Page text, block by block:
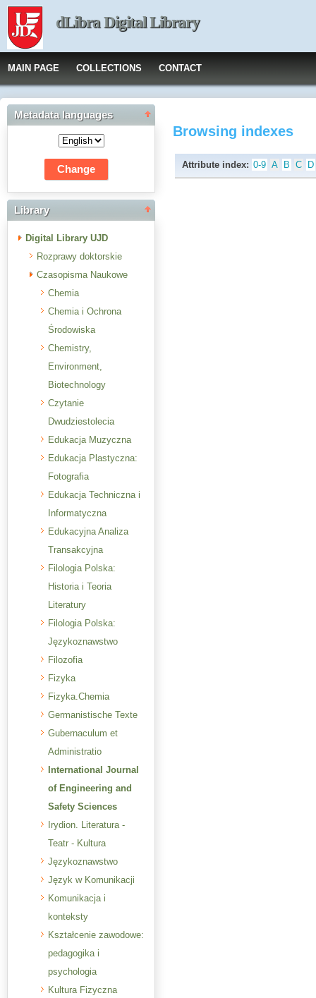
dLibra Digital Library
MAIN PAGE COLLECTIONS CONTACT
Metadata languages
Library
Digital Library UJD
Rozprawy doktorskie
Czasopisma Naukowe
Chemia
Chemia i Ochrona
Środowiska
Chemistry,
Environment,
Biotechnology
Czytanie
Dwudziestolecia
Edukacja Muzyczna
Edukacja Plastyczna:
Fotografia
Edukacja Techniczna i
Informatyczna
Edukacyjna Analiza
Transakcyjna
Filologia Polska:
Historia i Teoria
Literatury
Filologia Polska:
Językoznawstwo
Filozofia
Fizyka
Fizyka.Chemia
Germanistische Texte
Gubernaculum et
Administratio
International Journal
of Engineering and
Safety Sciences
Irydion. Literatura -
Teatr - Kultura
Językoznawstwo
Język w Komunikacji
Komunikacja i
konteksty
Kształcenie zawodowe:
pedagogika i
psychologia
Kultura Fizyczna
Browsing indexes
Attribute index: 0-9 A B C D